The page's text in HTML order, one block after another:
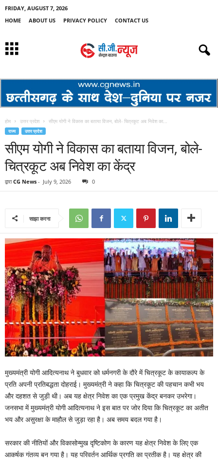
FRIDAY, AUGUST 7, 2026
HOME
ABOUT US PRIVACY POLICY CONTACT US
होम उत्तर प्रदेश सीएम योगी ने विकास का बताया विजन, बोले- चित्रकूट अब निवेश का...
राज्य उत्तर प्रदेश
सीएम योगी ने विकास का बताया विजन, बोले-
चित्रकूट अब निवेश का केंद्र
द्वारा CG News - July 9, 2026 0
साझा करना
मुख्यमंत्री योगी आदित्यनाथ ने बुधवार को धर्मनगरी के दौरे में चित्रकूट के कायाकल्प के
प्रति अपनी प्रतिबद्धता दोहराई। मुख्यमंत्री ने कहा कि चित्रकूट की पहचान कभी भय
और दहशत से जुड़ी थी। अब यह क्षेत्र निवेश का एक प्रमुख केंद्र बनकर उभरेगा।
जनसभा में मुख्यमंत्री योगी आदित्यनाथ ने इस बात पर जोर दिया कि चित्रकूट का अतीत
भय और असुरक्षा के माहौल से जुड़ा रहा है। अब समय बदल गया है।
सरकार की नीतियों और विकासोन्मुख दृष्टिकोण के कारण यह क्षेत्र निवेश के लिए एक
आकर्षक गंतव्य बन गया है। यह परिवर्तन आर्थिक प्रगति का प्रतीक है। यह क्षेत्र की